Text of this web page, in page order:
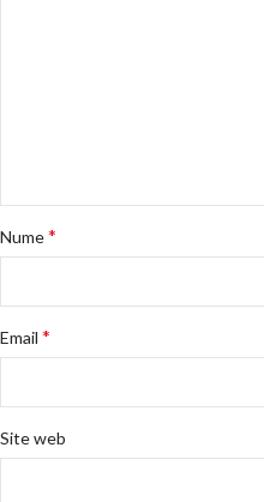
Nume*
Email *
Site web